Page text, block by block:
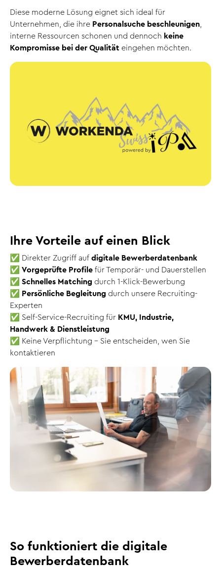
Diese moderne Lösung eignet sich ideal für
Unternehmen, die ihre Personalsuche beschleunigen,
interne Ressourcen schonen und dennoch keine
Kompromisse bei der Qualität eingehen möchten.
Ihre Vorteile auf einen Blick
✅ Direkter Zugriff aufdigitale Bewerberdatenbank
✅ Vorgeprüfte Profilefür Temporär- und Dauerstellen
✅ Schnelles Matching durch 1-Klick-Bewerbung
✅ Persönliche Begleitung durch unsere Recruiting-
Experten
✅ Self-Service-Recruiting für KMU, Industrie,
Handwerk & Dienstleistung
✅ Keine Verpflichtung – Sie entscheiden, wen Sie
kontaktieren
So funktioniert die digitale
Bewerberdatenbank